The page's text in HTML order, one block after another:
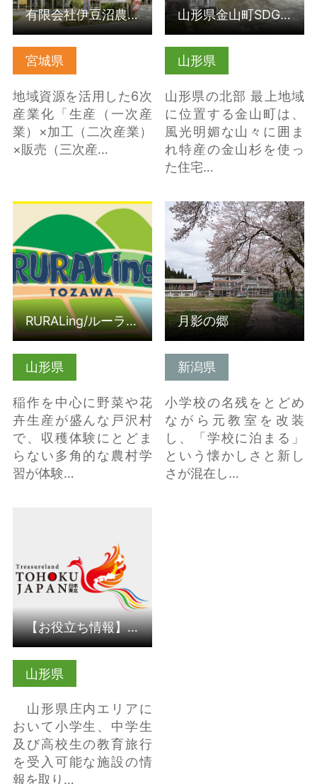
宮城県
地域資源を活用した6次
産業化「生産（一次産
業）×加工（二次産業）
×販売（三次産…
有限会社伊豆沼農産
山形県
山形県の北部 最上地域
に位置する金山町は、
風光明媚な山々に囲ま
れ特産の金山杉を使っ
た住宅…
山形県金山町SDGs体験「食」学校
山形県
稲作を中心に野菜や花
卉生産が盛んな戸沢村
で、収穫体験にとどま
らない多角的な農村学
習が体験…
詳細はこちら
RURALing/ルーラリング
新潟県
小学校の名残をとどめ
ながら元教室を改装
し、「学校に泊まる」
という懐かしさと新し
さが混在し…
詳細はこちら
月影の郷
山形県
山形県庄内エリアに
おいて小学生、中学生
及び高校生の教育旅行
を受入可能な施設の情
報を取り…
【お役立ち情報】山形県庄内エリア・教育旅行情報シート